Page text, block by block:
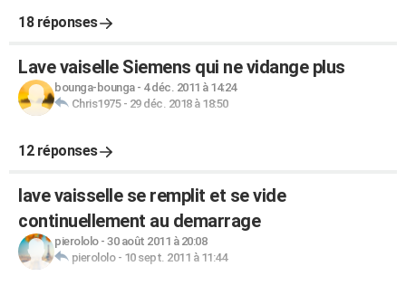
18 réponses
Lave vaiselle Siemens qui ne vidange plus
bounga-bounga- 4 déc. 2011 à 14:24
Chris1975- 29 déc. 2018 à 18:50
12 réponses
lave vaisselle se remplit et se vide
continuellement au demarrage
pierololo- 30 août 2011 à 20:08
pierololo- 10 sept. 2011 à 11:44